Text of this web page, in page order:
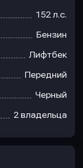
152 л.с.
Бензин
Лифтбек
Передний
Черный
2 владельца